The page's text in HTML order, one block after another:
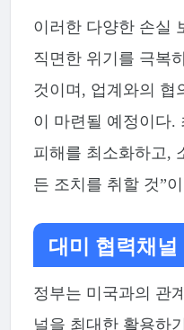
이러한 다양한 손실
직면한 위기를 극복
것이며, 업계와의 협
이 마련될 예정이다.
피해를 최소화하고,
든 조치를 취할 것”
대미 협력채
정부는 미국과의 관
널을 최대한 활용하